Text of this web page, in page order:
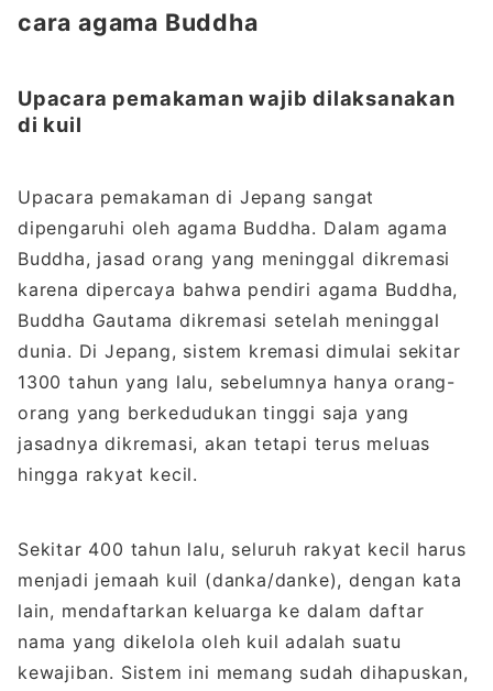
cara agama Buddha
Upacara pemakaman wajib dilaksanakan
di kuil
Upacara pemakaman di Jepang sangat
dipengaruhi oleh agama Buddha. Dalam agama
Buddha, jasad orang yang meninggal dikremasi
karena dipercaya bahwa pendiri agama Buddha,
Buddha Gautama dikremasi setelah meninggal
dunia. Di Jepang, sistem kremasi dimulai sekitar
1300 tahun yang lalu, sebelumnya hanya orang-
orang yang berkedudukan tinggi saja yang
jasadnya dikremasi, akan tetapi terus meluas
hingga rakyat kecil.
Sekitar 400 tahun lalu, seluruh rakyat kecil harus
menjadi jemaah kuil (danka/danke), dengan kata
lain, mendaftarkan keluarga ke dalam daftar
nama yang dikelola oleh kuil adalah suatu
kewajiban. Sistem ini memang sudah dihapuskan,